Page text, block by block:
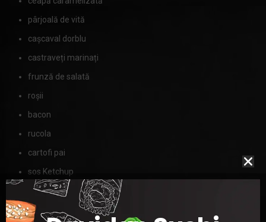
pârjoală de vită
cașcaval dorblu
castraveți marinați
frunză de salată
roșii
bacon
rucola
cartofi pai
sos Ketchup
MASA